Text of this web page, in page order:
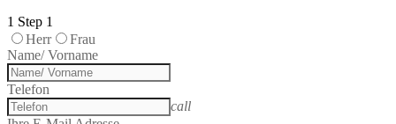
1 Step 1
Herr
Frau
Name/ Vorname
Telefon
call